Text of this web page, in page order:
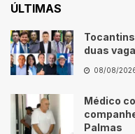
ÚLTIMAS
duas
08/08/
Médico
Palmas